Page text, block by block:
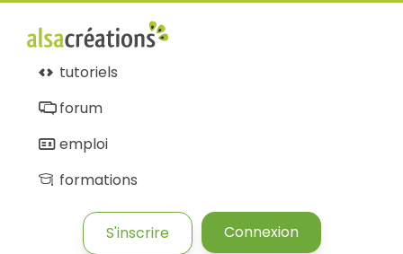
tutoriels
forum
emploi
formations
S'inscrire Connexion